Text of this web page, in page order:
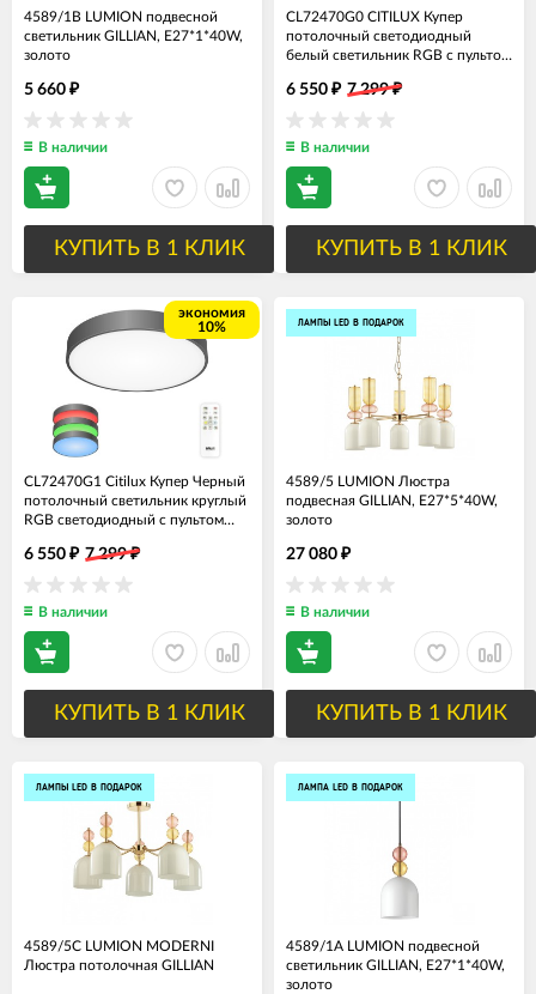
4589/1B LUMION подвесной
светильник GILLIAN, Е27*1*40W,
золото
5 660 ₽
В наличии
КУПИТЬ В 1 КЛИК
CL72470G0 CITILUX Купер
потолочный светодиодный
белый светильник RGB с пультом
6 550 ₽ 7 299₽
В наличии
КУПИТЬ В 1 КЛИК
экономия
10%
CL72470G1 Citilux Купер Черный
потолочный светильник круглый
RGB светодиодный с пультом
40см диаметр
6 550 ₽ 7 299₽
В наличии
КУПИТЬ В 1 КЛИК
ЛАМПЫ LED В ПОДАРОК
4589/5 LUMION Люстра
подвесная GILLIAN, Е27*5*40W,
золото
27 080 ₽
В наличии
КУПИТЬ В 1 КЛИК
ЛАМПЫ LED В ПОДАРОК
4589/5C LUMION MODERNI
Люстра потолочная GILLIAN
ЛАМПА LED В ПОДАРОК
4589/1A LUMION подвесной
светильник GILLIAN, Е27*1*40W,
золото